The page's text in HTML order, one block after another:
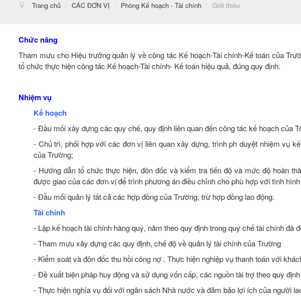
Trang chủ / CÁC ĐƠN VỊ / Phòng Kế hoạch - Tài chính / Giới thiệu
Chức năng
Tham mưu cho Hiệu trưởng quản lý về công tác Kế hoạch-Tài chính-Kế toán của
tổ chức thực hiện công tác Kế hoạch-Tài chính- Kế toán hiệu quả, đúng quy định.
Nhiệm vụ
Kế hoạch
- Đầu mối xây dựng các quy chế, quy định liên quan đến công tác kế hoạch của
- Chủ trì, phối hợp với các đơn vị liên quan xây dựng, trình ph duyệt nhiệm vụ
của Trường;
- Hướng dẫn tổ chức thực hiện, đôn đốc và kiểm tra tiến độ và mức độ hoàn
được giao của các đơn vị để trình phương án điều chỉnh cho phù hợp với tình
- Đầu mối quản lý tất cả các hợp đồng của Trường, trừ hợp đồng lao động.
Tài chính
- Lập kế hoạch tài chính hàng quý, năm theo quy định trong quy chế tài chính đã
- Tham mưu xây dựng các quy định, chế độ về quản lý tài chính của Trường
- Kiểm soát và đôn đốc thu hồi công nợ . Thực hiện nghiệp vụ thanh toán với
- Đề xuất biện pháp huy động và sử dụng vốn cấp, các nguồn tài trợ theo quy định
- Thực hiện nghĩa vụ đối với ngân sách Nhà nước và đảm bảo lợi ích của người